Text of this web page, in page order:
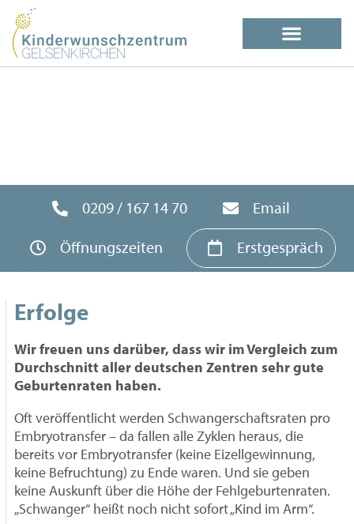
0209 / 167 14 70
Email
Öffnungszeiten
Erstgespräch
Erfolge
Wir freuen uns darüber, dass wir im Vergleich zum
Durchschnitt aller deutschen Zentren sehr gute
Geburtenraten haben.
Oft veröffentlicht werden Schwangerschaftsraten pro
Embryotransfer – da fallen alle Zyklen heraus, die
bereits vor Embryotransfer (keine Eizellgewinnung,
keine Befruchtung) zu Ende waren. Und sie geben
keine Auskunft über die Höhe der Fehlgeburtenraten.
„Schwanger“ heißt noch nicht sofort „Kind im Arm“.